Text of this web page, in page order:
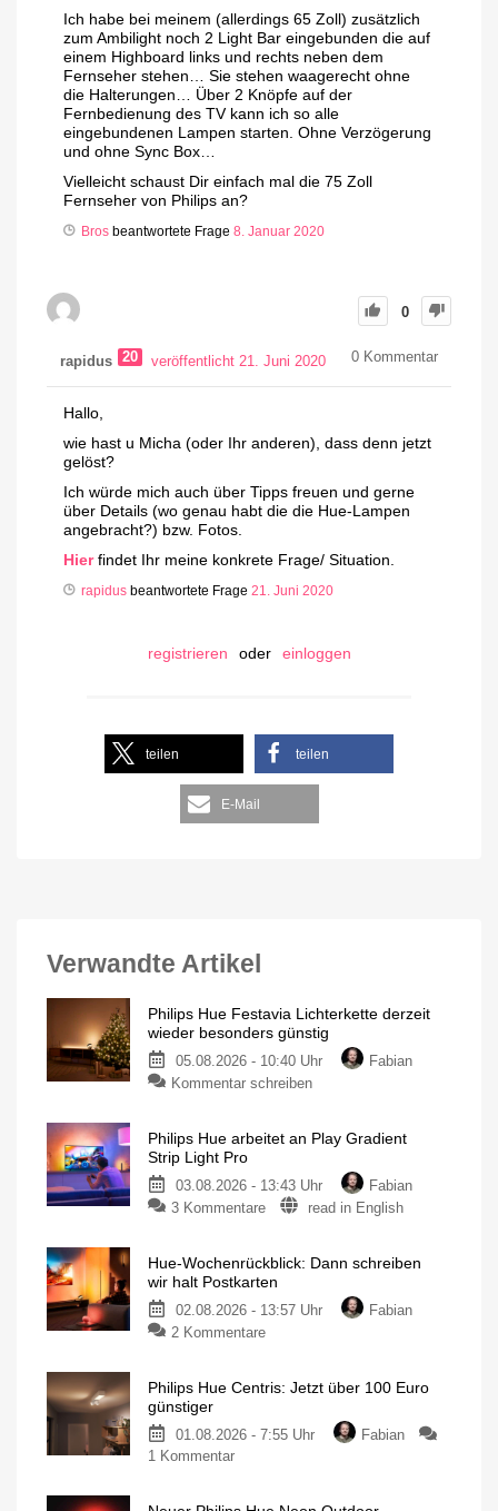
Ich habe bei meinem (allerdings 65 Zoll) zusätzlich
zum Ambilight noch 2 Light Bar eingebunden die auf
einem Highboard links und rechts neben dem
Fernseher stehen… Sie stehen waagerecht ohne
die Halterungen… Über 2 Knöpfe auf der
Fernbedienung des TV kann ich so alle
eingebundenen Lampen starten. Ohne Verzögerung
und ohne Sync Box…
Vielleicht schaust Dir einfach mal die 75 Zoll
Fernseher von Philips an?
Bros beantwortete Frage 8. Januar 2020
0
rapidus 20 veröffentlicht 21. Juni 2020 0 Kommentar
Hallo,
wie hast u Micha (oder Ihr anderen), dass denn jetzt
gelöst?
Ich würde mich auch über Tipps freuen und gerne
über Details (wo genau habt die die Hue-Lampen
angebracht?) bzw. Fotos.
Hierfindet Ihr meine konkrete Frage/ Situation.
rapidus beantwortete Frage 21. Juni 2020
registrieren oder einloggen
teilen teilen
E-Mail
Verwandte Artikel
Philips Hue Festavia Lichterkette derzeit
wieder besonders günstig
05.08.2026 - 10:40 Uhr
Fabian
Kommentar schreiben
Philips Hue arbeitet an Play Gradient
Strip Light Pro
03.08.2026 - 13:43 Uhr
Fabian
3 Kommentare
read in English
Hue-Wochenrückblick: Dann schreiben
wir halt Postkarten
02.08.2026 - 13:57 Uhr
Fabian
2 Kommentare
Philips Hue Centris: Jetzt über 100 Euro
günstiger
01.08.2026 - 7:55 Uhr
Fabian
1 Kommentar